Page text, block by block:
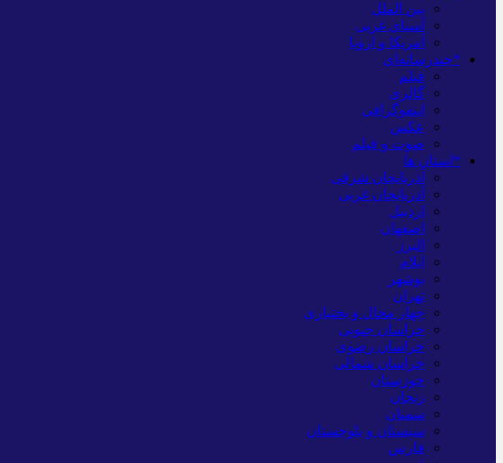
بین الملل
آسیای غربی
آمریکا و اروپا
*چندرسانه‌ای
فیلم
گالری
اینفوگرافی
عکس
صوت و فیلم
*استان ها
آذربایجان شرقی
آذربایجان غربی
اردبیل
اصفهان
البرز
ایلام
بوشهر
تهران
چهار محال و بختیاری
خراسان جنوبی
خراسان رضوی
خراسان شمالی
خوزستان
زنجان
سمنان
سیستان و بلوچستان
فارس